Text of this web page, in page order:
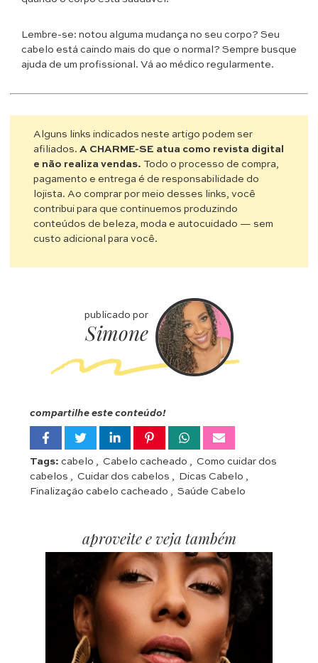
Lembre-se: notou alguma mudança no seu corpo? Seu
cabelo está caindo mais do que o normal? Sempre busque
ajuda de um profissional. Vá ao médico regularmente.
Alguns links indicados neste artigo podem ser
afiliados.A CHARME-SE atua como revista digital
e não realiza vendas. Todo o processo de compra,
pagamento e entrega é de responsabilidade do
lojista. Ao comprar por meio desses links, você
contribui para que continuemos produzindo
conteúdos de beleza, moda e autocuidado — sem
custo adicional para você.
compartilhe este conteúdo!
Tags: cabelo , Cabelo cacheado , Como cuidar dos
cabelos , Cuidar dos cabelos , Dicas Cabelo ,
Finalização cabelo cacheado , Saúde Cabelo
publicado por
Simone
aproveite e veja também